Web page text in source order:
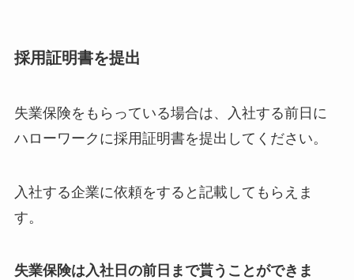
採用証明書を提出
失業保険をもらっている場合は、入社する前日に
ハローワークに採用証明書を提出してください。
入社する企業に依頼をすると記載してもらえま
す。
失業保険は入社日の前日まで貰うことができま